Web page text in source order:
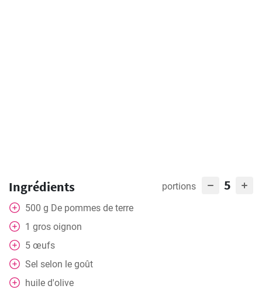
Ingrédients portions 5
500 g De pommes de terre
1 gros oignon
5 œufs
Sel selon le goût
huile d'olive